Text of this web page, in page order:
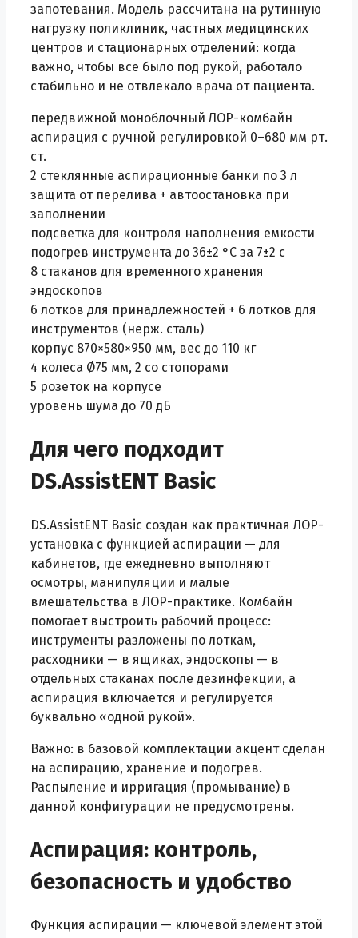
запотевания. Модель рассчитана на рутинную
нагрузку поликлиник, частных медицинских
центров и стационарных отделений: когда
важно, чтобы все было под рукой, работало
стабильно и не отвлекало врача от пациента.
передвижной моноблочный ЛОР-комбайн
аспирация с ручной регулировкой 0–680 мм рт.
ст.
2 стеклянные аспирационные банки по 3 л
защита от перелива + автоостановка при
заполнении
подсветка для контроля наполнения емкости
подогрев инструмента до 36±2 °C за 7±2 с
8 стаканов для временного хранения
эндоскопов
6 лотков для принадлежностей + 6 лотков для
инструментов (нерж. сталь)
корпус 870×580×950 мм, вес до 110 кг
4 колеса Ø75 мм, 2 со стопорами
5 розеток на корпусе
уровень шума до 70 дБ
Для чего подходит
DS.AssistENT Basic
DS.AssistENT Basic создан как практичная ЛОР-
установка с функцией аспирации — для
кабинетов, где ежедневно выполняют
осмотры, манипуляции и малые
вмешательства в ЛОР-практике. Комбайн
помогает выстроить рабочий процесс:
инструменты разложены по лоткам,
расходники — в ящиках, эндоскопы — в
отдельных стаканах после дезинфекции, а
аспирация включается и регулируется
буквально «одной рукой».
Важно: в базовой комплектации акцент сделан
на аспирацию, хранение и подогрев.
Распыление и ирригация (промывание) в
данной конфигурации не предусмотрены.
Аспирация: контроль,
безопасность и удобство
Функция аспирации — ключевой элемент этой